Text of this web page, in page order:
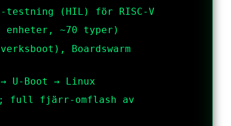
testning (HIL) för RISC-V
enheter, ~70 typer)
Boardswarm
→ U-Boot → Linux
full fjärr-omflash av